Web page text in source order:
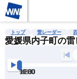
雨雲レーダー 台風情
トップ 雷レーダー
愛媛県内子町の
9:30
10:00
10:30
11:00
11:30
12:00